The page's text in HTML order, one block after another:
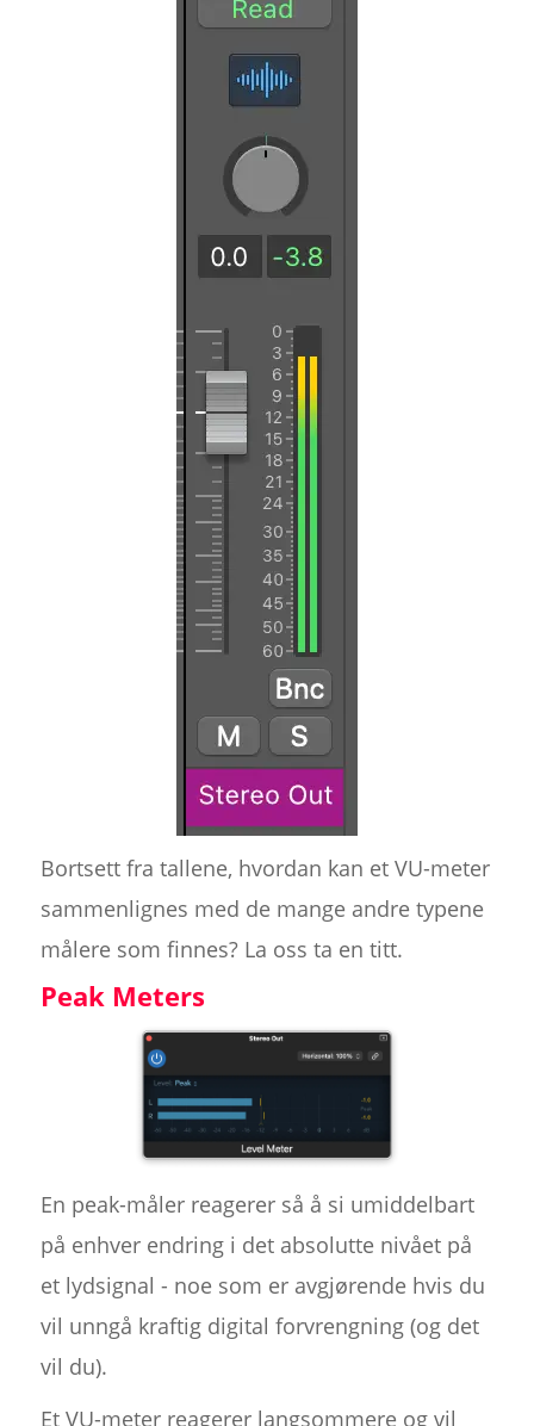
Bortsett fra tallene, hvordan kan et VU-meter
sammenlignes med de mange andre typene
målere som finnes? La oss ta en titt.
Peak Meters
En peak-måler reagerer så å si umiddelbart
på enhver endring i det absolutte nivået på
et lydsignal - noe som er avgjørende hvis du
vil unngå kraftig digital forvrengning (og det
vil du).
Et VU-meter reagerer langsommere og vil